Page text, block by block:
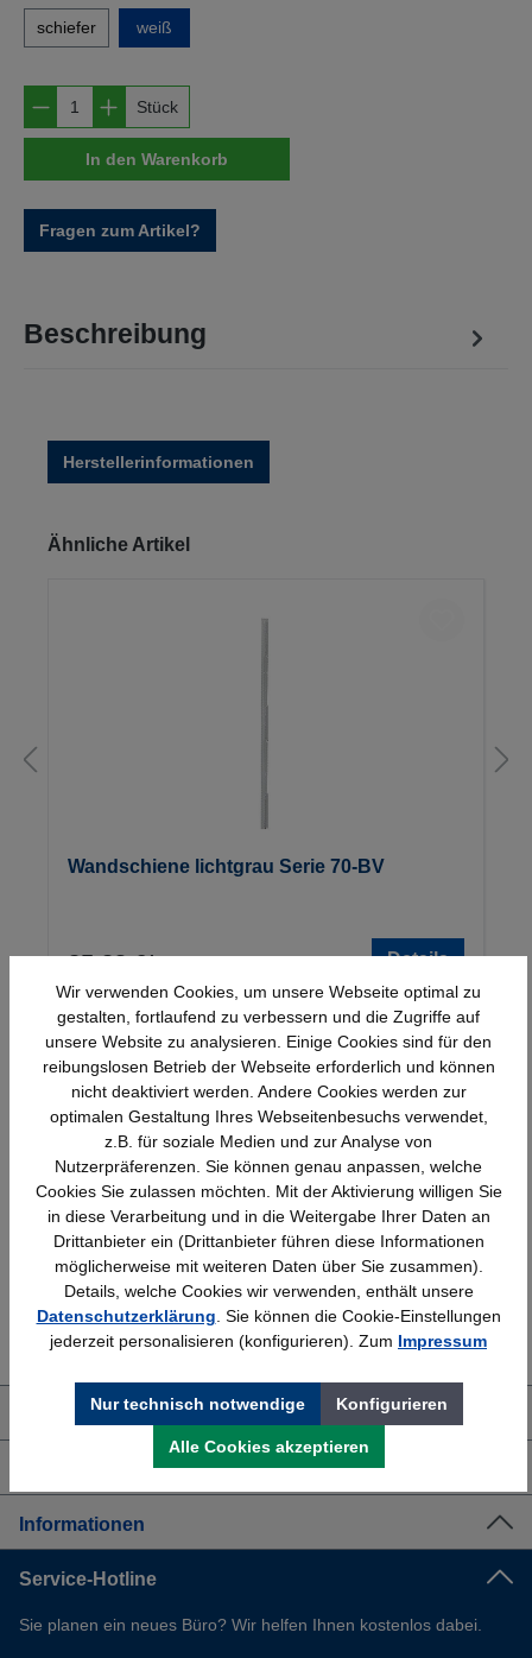
schiefer weiß
Produkt Anzahl: Gib den gewünschten
Stück
In den Warenkorb
Fragen zum Artikel?
Beschreibung
Herstellerinformationen
Produktgalerie überspringen
Ähnliche Artikel
Wandschiene lichtgrau Serie 70-BV
25,23 €* Details
Schnelle Lieferung
Bundesweit
Topmarken
Faire Preise
Erfahrung
Bewährt seit 1958
Kostenlose Beratung
(04205) 635940
Über uns
Informationen
Service-Hotline
Sie planen ein neues Büro? Wir helfen Ihnen kostenlos dabei.
Wir verwenden Cookies, um unsere Webseite optimal zu
gestalten, fortlaufend zu verbessern und die Zugriffe auf
unsere Website zu analysieren. Einige Cookies sind für den
reibungslosen Betrieb der Webseite erforderlich und können
nicht deaktiviert werden. Andere Cookies werden zur
optimalen Gestaltung Ihres Webseitenbesuchs verwendet,
z.B. für soziale Medien und zur Analyse von
Nutzerpräferenzen. Sie können genau anpassen, welche
Cookies Sie zulassen möchten. Mit der Aktivierung willigen Sie
in diese Verarbeitung und in die Weitergabe Ihrer Daten an
Drittanbieter ein (Drittanbieter führen diese Informationen
möglicherweise mit weiteren Daten über Sie zusammen).
Details, welche Cookies wir verwenden, enthält unsere
Datenschutzerklärung . Sie können die Cookie-Einstellungen
jederzeit personalisieren (konfigurieren). Zum Impressum
Nur technisch notwendige Konfigurieren
Alle Cookies akzeptieren